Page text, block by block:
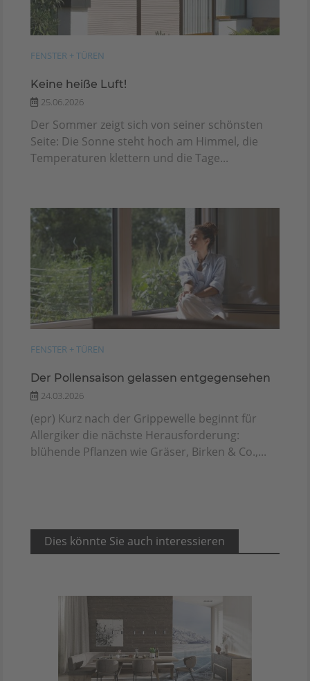
FENSTER + TÜREN
Keine heiße Luft!
25.06.2026
Der Sommer zeigt sich von seiner schönsten
Seite: Die Sonne steht hoch am Himmel, die
Temperaturen klettern und die Tage...
FENSTER + TÜREN
Der Pollensaison gelassen entgegensehen
24.03.2026
(epr) Kurz nach der Grippewelle beginnt für
Allergiker die nächste Herausforderung:
blühende Pflanzen wie Gräser, Birken & Co.,...
Dies könnte Sie auch interessieren